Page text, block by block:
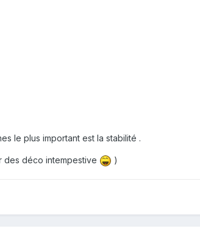
le plus important est la stabilité .
des déco intempestive )